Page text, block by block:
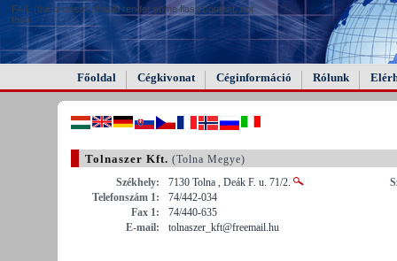
FAIL (the browser should render some flash content, not
this).
Főoldal Cégkivonat Céginformáció Rólunk
Tolnaszer Kft. (Tolna Megye)
Székhely:
7130 Tolna , Deák F. u. 71/2.
Telefonszám 1:
74/442-034
Fax 1:
74/440-635
E-mail:
tolnaszer_kft@freemail.hu